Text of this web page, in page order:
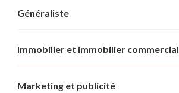
Généraliste
Immobilier et immobilier commercial
Marketing et publicité